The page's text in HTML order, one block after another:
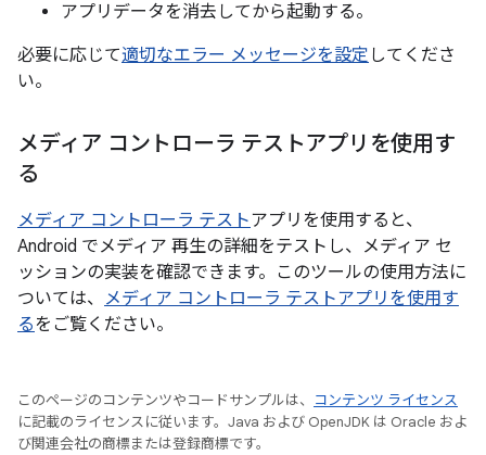
アプリデータを消去してから起動する。
必要に応じて適切なエラー メッセージを設定 してくださ
い。
メディア コントローラ テストアプリを使用す
る
メディア コントローラ テストアプリを使用すると、
Android でメディア 再生の詳細をテストし、メディア セ
ッションの実装を確認できます。このツールの使用方法に
ついては、 メディア コントローラ テストアプリを使用す
るをご覧ください。
このページのコンテンツやコードサンプルは、
コンテンツ ライセンス
に記載のライセンスに従います。Java および OpenJDK は Oracle およ
び関連会社の商標または登録商標です。